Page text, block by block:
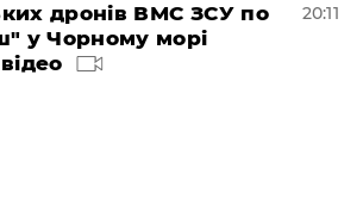
дронів ВМС ЗСУ по
у Чорному морі
20:11